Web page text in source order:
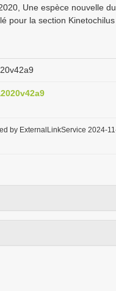
Une espèce nouvelle
pour la section Kinetochilus
by ExternalLinkService 2024-